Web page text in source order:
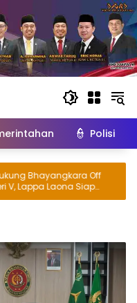
👮 Polisi
Off
Laona Siap